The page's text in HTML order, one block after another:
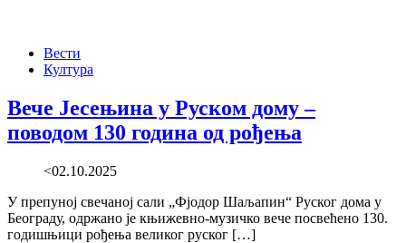
Вести
Култура
Вече Јесењина у Руском дому –
поводом 130 година од рођења
<02.10.2025
У препуној свечаној сали „Фјодор Шаљапин“ Руског дома у
Београду, одржано је књижевно-музичко вече посвећено 130.
годишњици рођења великог руског […]